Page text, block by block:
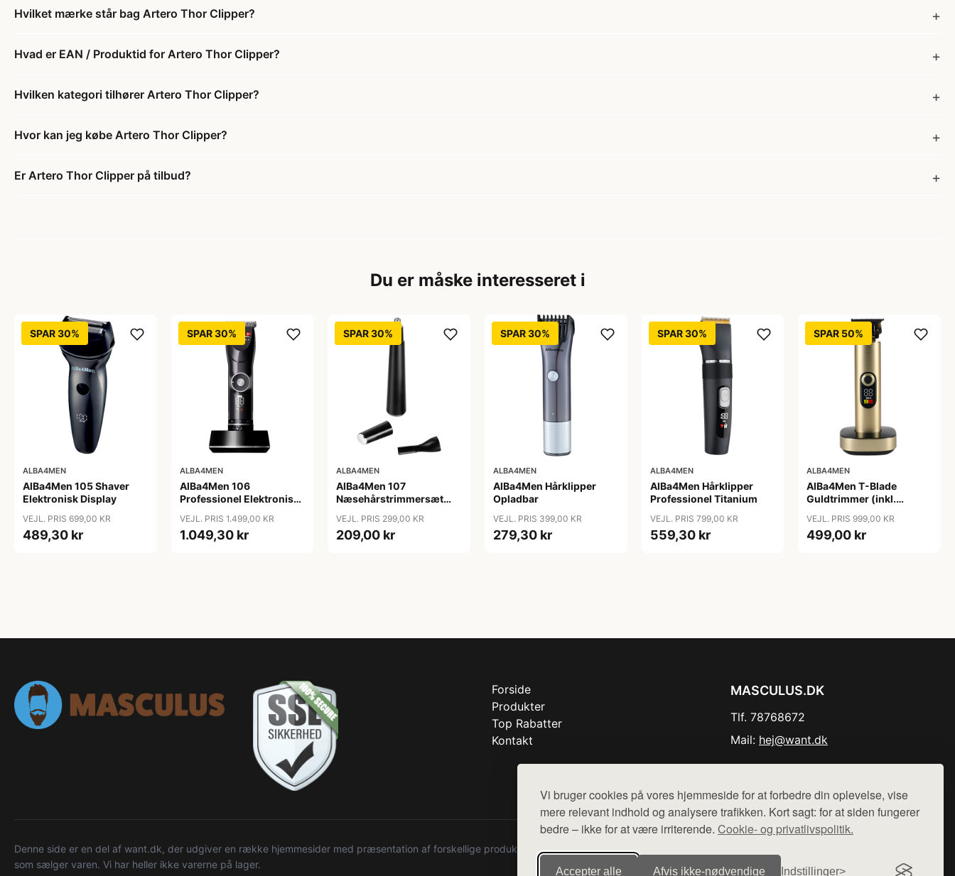
Vi bruger cookies på vores hjemmeside for at forbedre din oplevelse, vise
mere relevant indhold og analysere trafikken. Kort sagt: for at siden fungerer
bedre – ikke for at være irriterende. Cookie- og privatlivspolitik.
Accepter alle Afvis ikke‑nødvendige Indstillinger
Hvilket mærke står bag Artero Thor Clipper?
Hvad er EAN / Produktid for Artero Thor Clipper?
Hvilken kategori tilhører Artero Thor Clipper?
Hvor kan jeg købe Artero Thor Clipper?
Er Artero Thor Clipper på tilbud?
Du er måske interesseret i
SPAR 30%
ALBA4MEN
AlBa4Men 105 Shaver
Elektronisk Display
VEJL. PRIS 699,00 KR
489,30 kr
SPAR 30%
ALBA4MEN
AlBa4Men 106
Professionel Elektronisk
VEJL. PRIS 1.499,00 KR
1.049,30 kr
SPAR 30%
ALBA4MEN
AlBa4Men 107
Næsehårstrimmersæt
VEJL. PRIS 299,00 KR
209,00 kr
SPAR 30%
ALBA4MEN
AlBa4Men Hårklipper
Opladbar
VEJL. PRIS 399,00 KR
279,30 kr
SPAR 30%
ALBA4MEN
AlBa4Men Hårklipper
Professionel Titanium
VEJL. PRIS 799,00 KR
559,30 kr
SPAR 50%
ALBA4MEN
AlBa4Men T-Blade
Guldtrimmer (inkl.
VEJL. PRIS 999,00 KR
499,00 kr
Forside
Produkter
Top Rabatter
Kontakt
MASCULUS.DK
Tlf. 78768672
Mail: hej@want.dk
Denne side er en del af want.dk, der udgiver en række hjemmesider med præsentation af forskellige produkter fra diverse webshops. Der sælges ikke varer fra denne side - vi henviser til de shops,
som sælger varen. Vi har heller ikke varerne på lager.